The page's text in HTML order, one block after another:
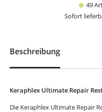
49
Sofort
Beschreibung
Keraphlex Ultimate Repair
Die Keraphlex Ultimate Repair